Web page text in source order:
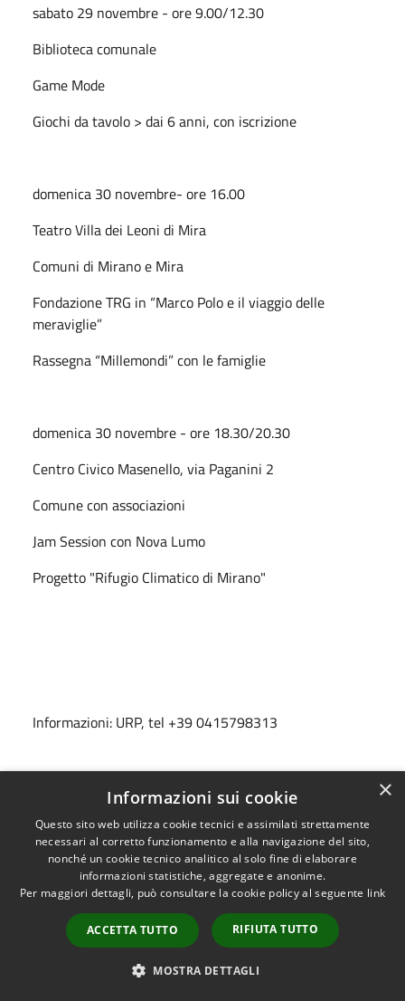
sabato 29 novembre - ore 9.00/12.30
Biblioteca comunale
Game Mode
Giochi da tavolo > dai 6 anni, con iscrizione
domenica 30 novembre- ore 16.00
Teatro Villa dei Leoni di Mira
Comuni di Mirano e Mira
Fondazione TRG in “Marco Polo e il viaggio delle
meraviglie”
Rassegna “Millemondi” con le famiglie
domenica 30 novembre - ore 18.30/20.30
Centro Civico Masenello, via Paganini 2
Comune con associazioni
Jam Session con Nova Lumo
Progetto "Rifugio Climatico di Mirano"
Informazioni: URP, tel +39 0415798313
Allegati
Calendario manifestazioni NOVE
MBRE 2025 a Mirano
×
Informazioni sui cookie
Questo sito web utilizza cookie tecnici e assimilati strettamente
necessari al corretto funzionamento e alla navigazione del sito,
nonché un cookie tecnico analitico al solo fine di elaborare
informazioni statistiche, aggregate e anonime.
Per maggiori dettagli, può consultare la cookie policy al seguente link
ACCETTA TUTTO RIFIUTA TUTTO
MOSTRA DETTAGLI